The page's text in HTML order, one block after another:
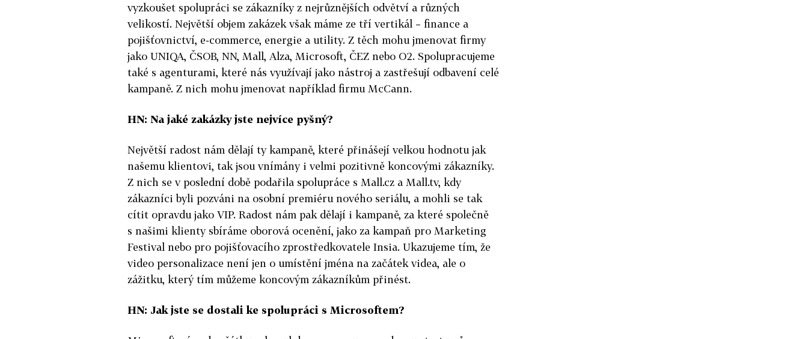
vyzkoušet spolupráci se zákazníky z nejrůznějších odvětví a různých
velikostí. Největší objem zakázek však máme ze tří vertikál – finance a
pojišťovnictví, e-commerce, energie a utility. Z těch mohu jmenovat firmy
jako UNIQA, ČSOB, NN, Mall, Alza, Microsoft, ČEZ nebo O2. Spolupracujeme
také s agenturami, které nás využívají jako nástroj a zastřešují odbavení celé
kampaně. Z nich mohu jmenovat například firmu McCann.
HN: Na jaké zakázky jste nejvíce pyšný?
Největší radost nám dělají ty kampaně, které přinášejí velkou hodnotu jak
našemu klientovi, tak jsou vnímány i velmi pozitivně koncovými zákazníky.
Z nich se v poslední době podařila spolupráce s Mall.cz a Mall.tv, kdy
zákazníci byli pozváni na osobní premiéru nového seriálu, a mohli se tak
cítit opravdu jako VIP. Radost nám pak dělají i kampaně, za které společně
s našimi klienty sbíráme oborová ocenění, jako za kampaň pro Marketing
Festival nebo pro pojišťovacího zprostředkovatele Insia. Ukazujeme tím, že
video personalizace není jen o umístění jména na začátek videa, ale o
zážitku, který tím můžeme koncovým zákazníkům přinést.
HN: Jak jste se dostali ke spolupráci s Microsoftem?